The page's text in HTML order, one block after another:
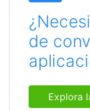
de
Explora